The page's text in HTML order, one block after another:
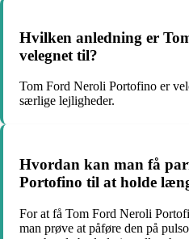
Hvilken anledning er
velegnet til?
Tom Ford Neroli Portofino er
særlige lejligheder.
Hvordan kan man få
Portofino til at holde
For at få Tom Ford Neroli
man prøve at påføre den på